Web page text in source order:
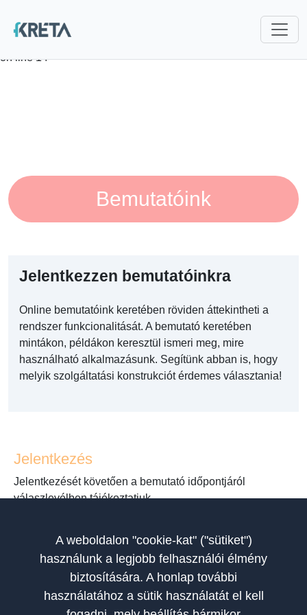
Deprecated: explode(): Passing null to parameter #2 ($string) of
type string is deprecated in
/var/www/fkreta/core/Language.php
on line14
Bemutatóink
Jelentkezzen bemutatóinkra
Online bemutatóink keretében röviden áttekintheti a
rendszer funkcionalitását. A bemutató keretében
mintákon, példákon keresztül ismeri meg, mire
használható alkalmazásunk. Segítünk abban is, hogy
melyik szolgáltatási konstrukciót érdemes választania!
Jelentkezés
Jelentkezését követően a bemutató időpontjáról
válaszlevélben tájékoztatjuk.
e-mailben küldjük meg. Jelentkezni a
felnottkepzes@edudev.hue-mail címre küldött
elektronikus levélben lehet.
A weboldalon "cookie-kat" ("sütiket")
használunk a legjobb felhasználói élmény
biztosítására. A honlap további
használatához a sütik használatát el kell